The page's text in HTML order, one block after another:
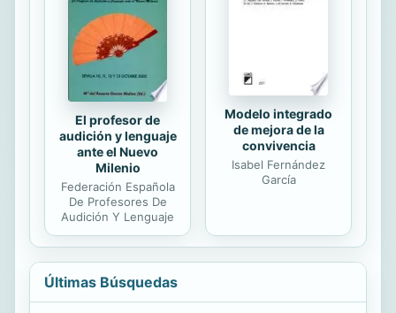
El profesor de
audición y lenguaje
ante el Nuevo
Milenio
Federación Española
De Profesores De
Audición Y Lenguaje
Modelo integrado
de mejora de la
convivencia
Isabel Fernández
García
Últimas Búsquedas